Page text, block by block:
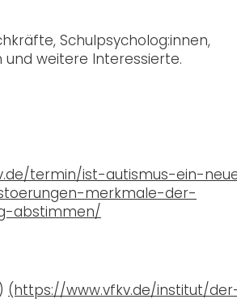
Schulpsycholog:innen,
und weitere Interessierte.
termin/ist-autismus-ein-
merkmale-der-
abstimmen/
(https://www.vfkv.de/institut/